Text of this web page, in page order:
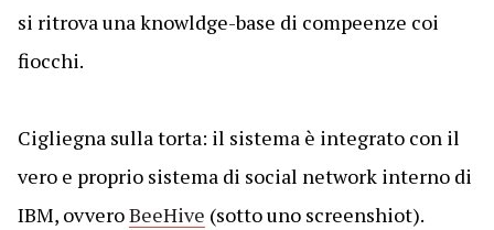
si ritrova una knowldge-base di compeenze coi
fiocchi.
Cigliegna sulla torta: il sistema è integrato con il
vero e proprio sistema di social network interno di
IBM, ovveroBeeHive (sotto uno screenshiot).